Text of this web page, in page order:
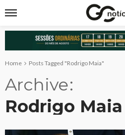
Home Posts Tagged "Rodrigo Maia"
Archive
Rodrigo Maia